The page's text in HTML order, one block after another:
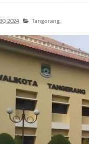
2024 Tangerang,